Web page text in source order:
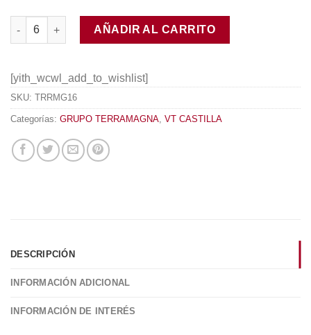
Alleroge 2015 cantidad
AÑADIR AL CARRITO
[yith_wcwl_add_to_wishlist]
SKU: TRRMG16
Categorías: GRUPO TERRAMAGNA, VT CASTILLA
DESCRIPCIÓN
INFORMACIÓN ADICIONAL
INFORMACIÓN DE INTERÉS